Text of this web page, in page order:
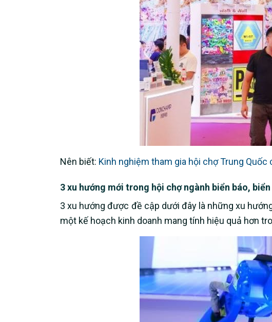
Nên biết: Kinh nghiệm tham gia hội chợ Trung Quốc
3 xu hướng mới trong hội chợ ngành biển báo, biển
3 xu hướng được đề cập dưới đây là những xu
một kế hoạch kinh doanh mang tính hiệu quả hơn